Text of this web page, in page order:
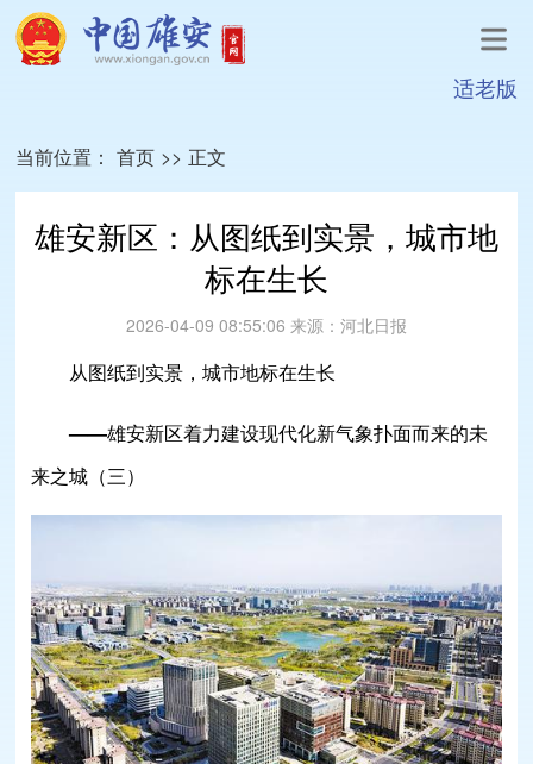
适老版
当前位置： 首页 >> 正文
雄安新区：从图纸到实景，城市地
标在生长
2026-04-09 08:55:06 来源： 河北日报
从图纸到实景，城市地标在生长
——雄安新区着力建设现代化新气象扑面而来的未
来之城（三）